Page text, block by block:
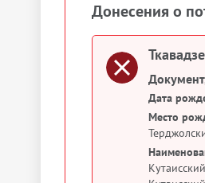
Донесения о
Дата
Место